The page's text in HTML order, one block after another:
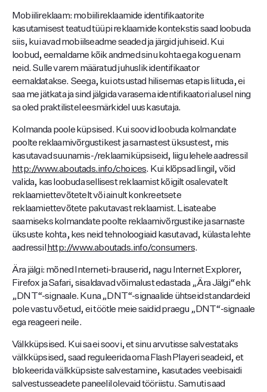
Mobiilireklaam: mobiilireklaamide identifikaatorite
kasutamisest teatud tüüpi reklaamide kontekstis saad loobuda
siis, kui avad mobiilseadme seaded ja järgid juhiseid. Kui
loobud, eemaldame kõik andmed sinu kohta ega kogu enam
neid. Sulle varem määratud juhuslik identifikaator
eemaldatakse. Seega, kui otsustad hilisemas etapis liituda, ei
saa me jätkata ja sind jälgida varasema identifikaatori alusel ning
sa oled praktilistel eesmärkidel uus kasutaja.
Kolmanda poole küpsised. Kui soovid loobuda kolmandate
poolte reklaamivõrgustikest ja sarnastest üksustest, mis
kasutavad suunamis-/reklaamiküpsiseid, liigu lehele aadressil
http://www.aboutads.info/choices. Kui klõpsad lingil, võid
valida, kas loobuda sellisest reklaamist kõigilt osalevatelt
reklaamiettevõtetelt või ainult konkreetsete
reklaamiettevõtete pakutavast reklaamist. Lisateabe
saamiseks kolmandate poolte reklaamivõrgustike ja sarnaste
üksuste kohta, kes neid tehnoloogiaid kasutavad, külasta lehte
aadressil http://www.aboutads.info/consumers.
Ära jälgi: mõned Interneti-brauserid, nagu Internet Explorer,
Firefox ja Safari, sisaldavad võimalust edastada „Ära Jälgi“ ehk
„DNT“-signaale. Kuna „DNT“-signaalide ühtseid standardeid
pole vastu võetud, ei töötle meie saidid praegu „DNT“-signaale
ega reageeri neile.
Välkküpsised. Kui sa ei soovi, et sinu arvutisse salvestataks
välkküpsised, saad reguleerida oma Flash Playeri seadeid, et
blokeerida välkküpsiste salvestamine, kasutades veebisaidi
salvestusseadete paneelil olevaid tööriistu. Samuti saad